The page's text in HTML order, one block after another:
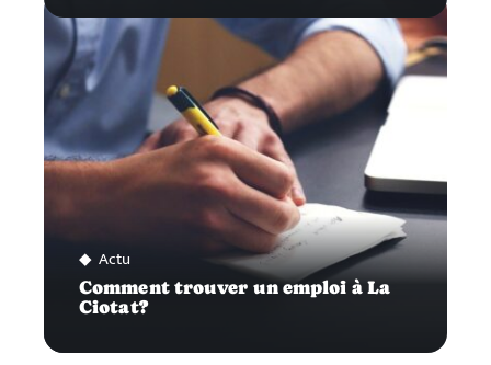
Actu
Comment trouver un emploi à La
Ciotat?